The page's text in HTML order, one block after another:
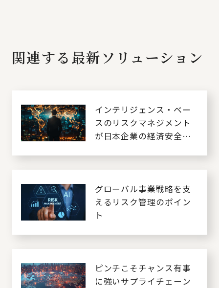
関連する最新ソリューション
インテリジェンス・ベー
スのリスクマネジメント
が日本企業の経済安全保
グローバル事業戦略を支
えるリスク管理のポイン
ト
ピンチこそチャンス有事
に強いサプライチェーン